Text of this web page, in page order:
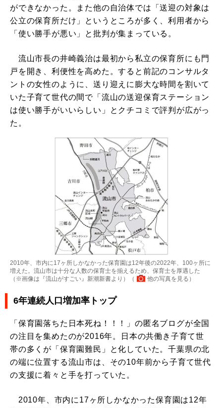
ができなかった。また他の自治体では「送迎の対象は
公立の保育所だけ」というところが多く、利用者から
「使い勝手が悪い」と批判が集まっている。
流山市長の井崎義治は最初から私立の保育所にも門
戸を開き、利便性を高めた。すると前記のコンサルタ
ントの女性のように、送り迎えに膨大な時間を割いて
いた子育て世代の間で「流山の送迎保育ステーション
は使い勝手がいいらしい」とクチコミで評判が広がっ
た。
2010年、市内に17ヶ所しかなかった保育園は12年後の2022年、100ヶ所に
増えた。流山市は十分な人数の保育士を揃えるため、保育士を厚遇した
（※画像は『流山がすごい』新潮新書より）（
他の写真を見る ）
6年連続人口増加率トップ
「保育園落ちた日本死ね！！！」の匿名ブログが全国
の注目を集めたのが2016年。日本の共働き子育て世
帯の多くが「保育園難民」と化していた。千葉県の北
の端に位置する流山市は、その10年前から子育て世代
の支援に着々と手を打っていた。
2010年、市内に17ヶ所しかなかった保育園は12年